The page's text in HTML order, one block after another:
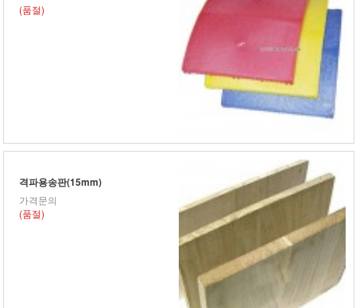
(품절)
격파용송판(15mm)
가격문의
(품절)